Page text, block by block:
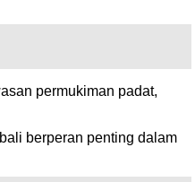
permukiman padat,
berperan penting dalam